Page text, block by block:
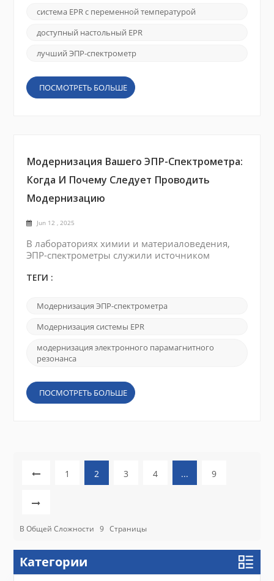
учитывать долгосрочное удобство
использования, производительность, гибкость
обновления и техническую поддержку.
установки или оснащение новый объект В этом
система EPR с переменной температурой
доступный настольный EPR
лучший ЭПР-спектрометр
ПОСМОТРЕТЬ БОЛЬШЕ
Модернизация Вашего ЭПР-Спектрометра:
Когда И Почему Следует Проводить
Модернизацию
Jun 12 , 2025
В лабораториях химии и материаловедения,
ЭПР-спектрометры служили источником
десятилетий. Но по мере того, как
учреждения сталкиваются с тем же вопросом:
когда пора модернизируйте свою систему EPR ?
Вместо дорогостоящей полной замены все
целенаправленной модернизации, чтобы
привести у...
ТЕГИ :
Модернизация ЭПР-спектрометра
Модернизация системы EPR
модернизация электронного парамагнитного
резонанса
ПОСМОТРЕТЬ БОЛЬШЕ
1 2 3 4 ... 9
В Общей Сложности 9 Страницы
Категории